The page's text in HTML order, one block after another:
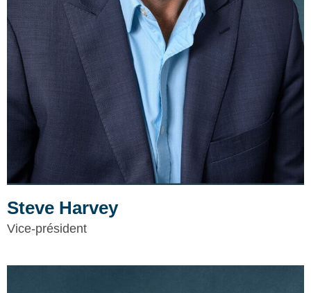
Steve Harvey
Vice-président